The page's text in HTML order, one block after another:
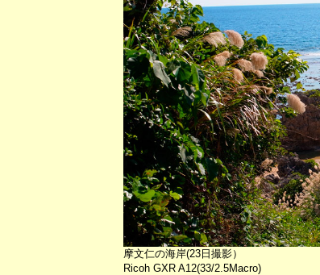
摩文仁の海岸(23日撮影）
Ricoh GXR A12(33/2.5Macro)